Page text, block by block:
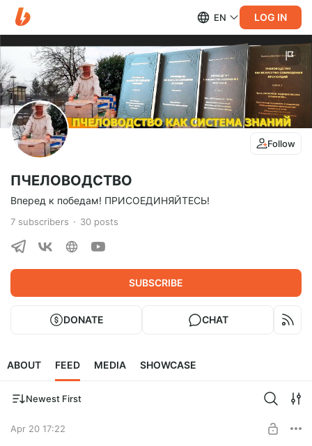
EN LOG IN
Follow
ПЧЕЛОВОДСТВО
Вперед к победам! ПРИСОЕДИНЯЙТЕСЬ!
7 subscribers 30 posts
SUBSCRIBE
DONATE CHAT
ABOUT FEED MEDIA SHOWCASE
Newest First
Apr 20 17:22